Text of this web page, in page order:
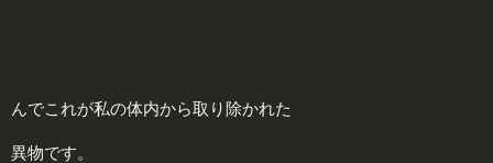
んでこれが私の体内から取り除かれた
異物です。